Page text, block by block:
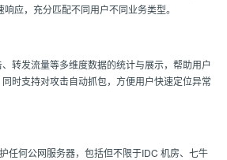
应，充分匹配不同用户不同业务类型。
转发流量等多维度数据的统计与展示，帮助用户
时支持对攻击自动抓包，方便用户快速定位异常
任何公网服务器，包括但不限于IDC 机房、七牛